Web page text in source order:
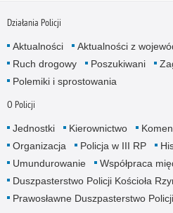
Działania Policji
Aktualności Aktualności z
Ruch drogowy
Poszukiwani
Polemiki i sprostowania
O Policji
Jednostki Kierownictwo
Organizacja
Policja w III RP
Umundurowanie
Współpraca
Duszpasterstwo Policji Kościoła
Prawosławne Duszpasterstwo Policji